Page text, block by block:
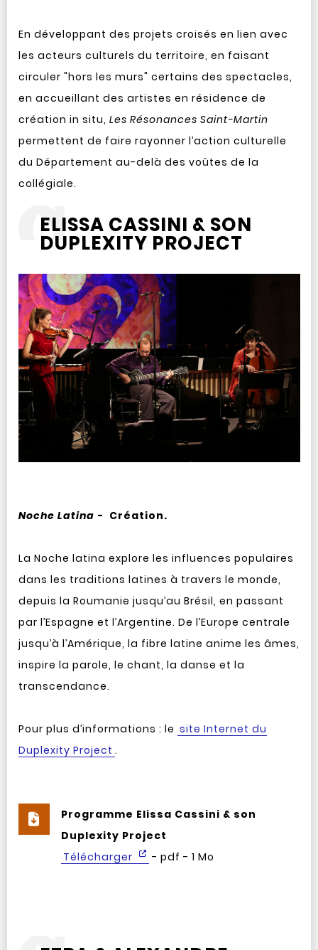
En développant des projets croisés en lien avec
les acteurs culturels du territoire, en faisant
circuler "hors les murs" certains des spectacles,
en accueillant des artistes en résidence de
création in situ, Les Résonances Saint-Martin
permettent de faire rayonner l’action culturelle
du Département au-delà des voûtes de la
collégiale.
ELISSA CASSINI & SON
DUPLEXITY PROJECT
Noche Latina - Création.
La Noche latina explore les influences populaires
dans les traditions latines à travers le monde,
depuis la Roumanie jusqu’au Brésil, en passant
par l’Espagne et l’Argentine. De l’Europe centrale
jusqu’à l’Amérique, la fibre latine anime les âmes,
inspire la parole, le chant, la danse et la
transcendance.
Pour plus d’informations : le site Internet du
Duplexity Project .
Programme Elissa Cassini & son
Duplexity Project
Télécharger
- pdf - 1 Mo